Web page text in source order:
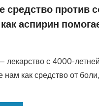
средство против
аспирин
с 4000-
нам как средство от